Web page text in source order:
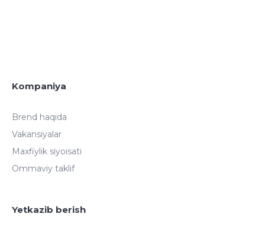
Kompaniya
Brend haqida
Vakansiyalar
Maxfiylik siyoisati
Ommaviy taklif
Yetkazib berish